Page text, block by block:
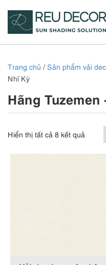
Trang chủ / Sản phẩm vải
Nhĩ Kỳ
Hãng
Hiển thị tất cả 8 kết quả